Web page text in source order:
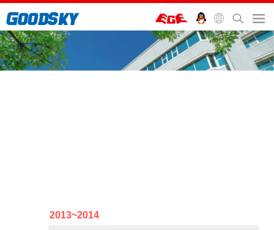
2013~2014